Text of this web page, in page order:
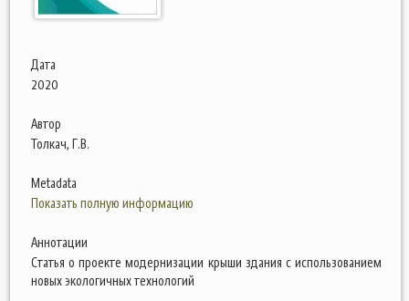
Дата
2020
Автор
Толкач, Г.В.
Metadata
Показать полную информацию
Аннотации
Статья о проекте модернизации крыши здания с использованием
новых экологичных технологий